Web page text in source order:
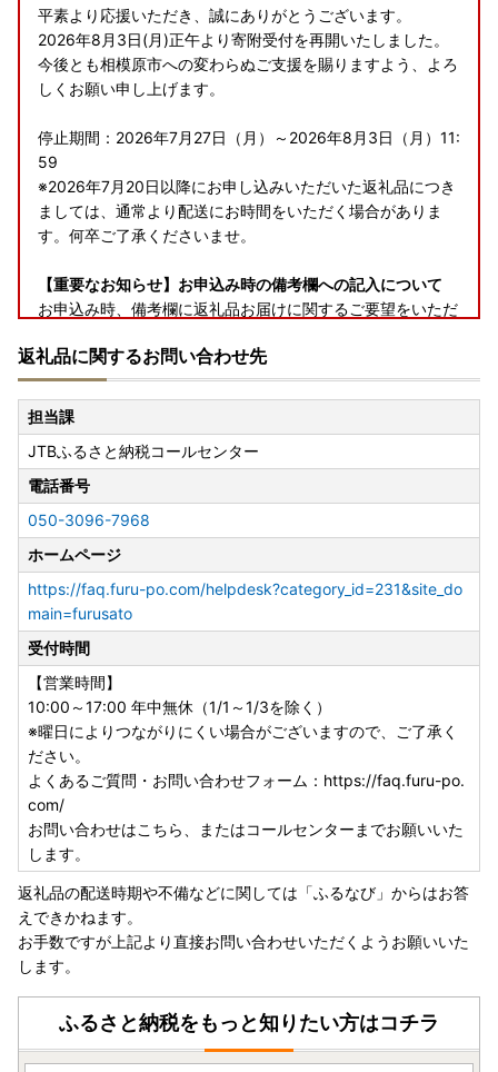
平素より応援いただき、誠にありがとうございます。
2026年8月3日(月)正午より寄附受付を再開いたしました。
今後とも相模原市への変わらぬご支援を賜りますよう、よろ
しくお願い申し上げます。
停止期間：2026年7月27日（月）～2026年8月3日（月）11:
59
※2026年7月20日以降にお申し込みいただいた返礼品につき
ましては、通常より配送にお時間をいただく場合がありま
す。何卒ご了承くださいませ。
【重要なお知らせ】お申込み時の備考欄への記入について
お申込み時、備考欄に返礼品お届けに関するご要望をいただ
（例：長期の大型連休など）
つきましては、返礼品お届けに関するご要望は下記（電話・
メール）にてお問い合わせいただくよう、お願い申し上げま
す。
＝＝＝＝＝＝＝＝＝＝＝＝＝＝＝＝＝＝＝＝＝＝＝＝＝＝
≪お問合せはこちらまで≫
JTBふるさと納税コールセンター
Tel：050-3096-7968
お問い合わせフォーム：https://faq.furu-po.com/
年中無休 10時～17時（但し1/1～1/3は休業）
＝＝＝＝＝＝＝＝＝＝＝＝＝＝＝＝＝＝＝＝＝＝＝＝＝＝
◆相模原市「ふるさと納税」総務大臣からの指定について◆
相模原市は、令和7年9月26日付で総務大臣から「ふるさと
納税」の対象となる地方団体として指定されました。
総務大臣の指定により、相模原市へのふるさと納税は、所得
税と個人住民税の控除対象となります。
■天候不良による配送遅延について
返礼品の配送におきまして、天候の影響により遅延が発生す
る場合がございます。
ご迷惑をおかけしますが、何卒ご了承くださいますようお願
い申し上げます。
なお、出荷後の配送状況につきましては、お手数ですが運送
会社まで直接お問い合わせください。
返礼品に関するお問い合わせ先
担当課
JTBふるさと納税コールセンター
電話番号
050-3096-7968
ホームページ
https://faq.furu-po.com/helpdesk?category_id=231&site_do
main=furusato
受付時間
【営業時間】
10:00～17:00 年中無休（1/1～1/3を除く）
※曜日によりつながりにくい場合がございますので、ご了承く
ださい。
よくあるご質問・お問い合わせフォーム：https://faq.furu-po.
com/
お問い合わせはこちら、またはコールセンターまでお願いいた
します。
返礼品の配送時期や不備などに関しては「ふるなび」からはお答
えできかねます。
お手数ですが上記より直接お問い合わせいただくようお願いいた
します。
ふるさと納税をもっと知りたい方はコチラ